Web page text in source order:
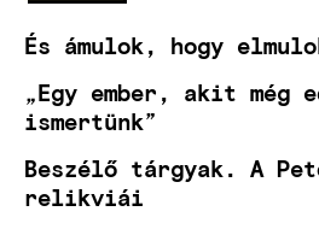
És ámulok, hogy
„Egy ember, akit még
ismertünk”
Beszélő tárgyak. A
relikviái